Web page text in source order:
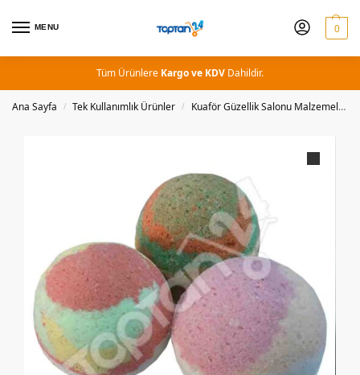
MENU 0
Tüm Ürünlere Kargo ve KDV Dahildir.
Ana Sayfa / Tek Kullanımlık Ürünler / Kuaför Güzellik Salonu Malzemeleri